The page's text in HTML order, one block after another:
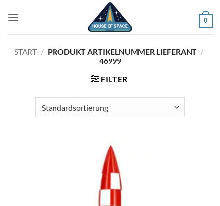
Inhalt
0
START / PRODUKT ARTIKELNUMMER LIEFERANT /
46999
FILTER